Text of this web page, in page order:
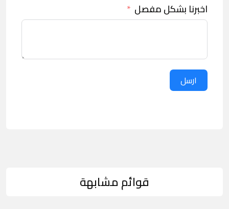
اخبرنا بشكل مفصل
ارسل
قوائم مشابهة